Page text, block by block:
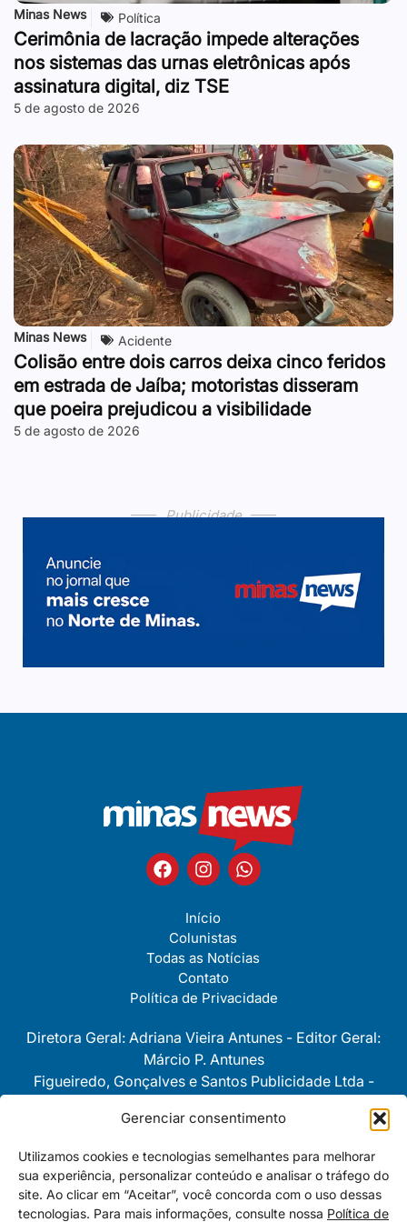
Gerenciar consentimento
Utilizamos cookies e tecnologias semelhantes para melhorar
sua experiência, personalizar conteúdo e analisar o tráfego do
site. Ao clicar em “Aceitar”, você concorda com o uso dessas
tecnologias. Para mais informações, consulte nossa Política de
Minas News Política
Cerimônia de lacração impede alterações
nos sistemas das urnas eletrônicas após
assinatura digital, diz TSE
5 de agosto de 2026
Minas News Acidente
Colisão entre dois carros deixa cinco feridos
em estrada de Jaíba; motoristas disseram
que poeira prejudicou a visibilidade
5 de agosto de 2026
Publicidade
Publicidade
Publicidade
Publicidade
Início
Colunistas
Todas as Notícias
Contato
Política de Privacidade
Diretora Geral: Adriana Vieira Antunes - Editor Geral:
Márcio P. Antunes
Figueiredo, Gonçalves e Santos Publicidade Ltda -
expressos nas colunas são
personalíssimas e de exclusiva e
total responsabilidade de cada um